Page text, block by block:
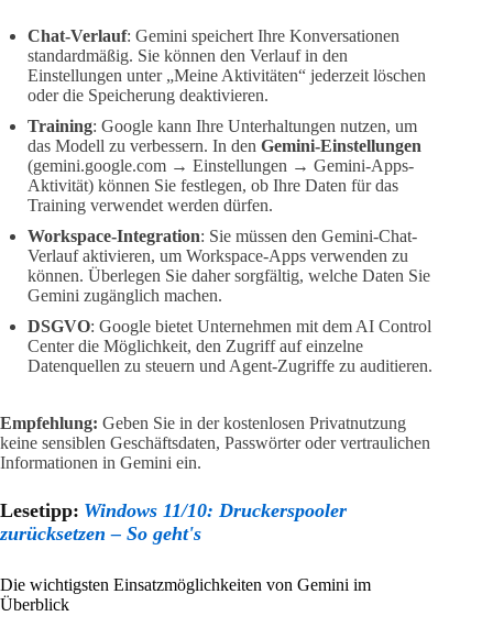
Chat-Verlauf: Gemini speichert Ihre Konversationen
standardmäßig. Sie können den Verlauf in den
Einstellungen unter „Meine Aktivitäten“ jederzeit löschen
oder die Speicherung deaktivieren.
Training: Google kann Ihre Unterhaltungen nutzen, um
das Modell zu verbessern. In den Gemini-Einstellungen
(gemini.google.com → Einstellungen → Gemini-Apps-
Aktivität) können Sie festlegen, ob Ihre Daten für das
Training verwendet werden dürfen.
Workspace-Integration: Sie müssen den Gemini-Chat-
Verlauf aktivieren, um Workspace-Apps verwenden zu
können. Überlegen Sie daher sorgfältig, welche Daten Sie
Gemini zugänglich machen.
DSGVO: Google bietet Unternehmen mit dem AI Control
Center die Möglichkeit, den Zugriff auf einzelne
Datenquellen zu steuern und Agent-Zugriffe zu auditieren.
Empfehlung: Geben Sie in der kostenlosen Privatnutzung
keine sensiblen Geschäftsdaten, Passwörter oder vertraulichen
Informationen in Gemini ein.
Lesetipp: Windows 11/10: Druckerspooler
zurücksetzen – So geht's
Die wichtigsten Einsatzmöglichkeiten von Gemini im
Überblick